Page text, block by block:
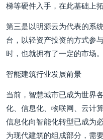
梯等硬件入手，在此基础上
第三是以明源云为代表的系
台，以轻资产投资的方式参
时，也就拥有了一定的市场。
智能建筑行业发展前景
当前，智慧城市已成为世界
化、信息化、物联网、云计
信息化向智能化转型已成为
为现代建筑的组成部分，需